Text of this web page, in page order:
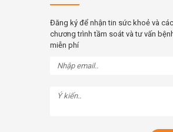
Đăng ký để nhận tin sức khoẻ và các
chương trình tầm soát và tư vấn
miễn phí